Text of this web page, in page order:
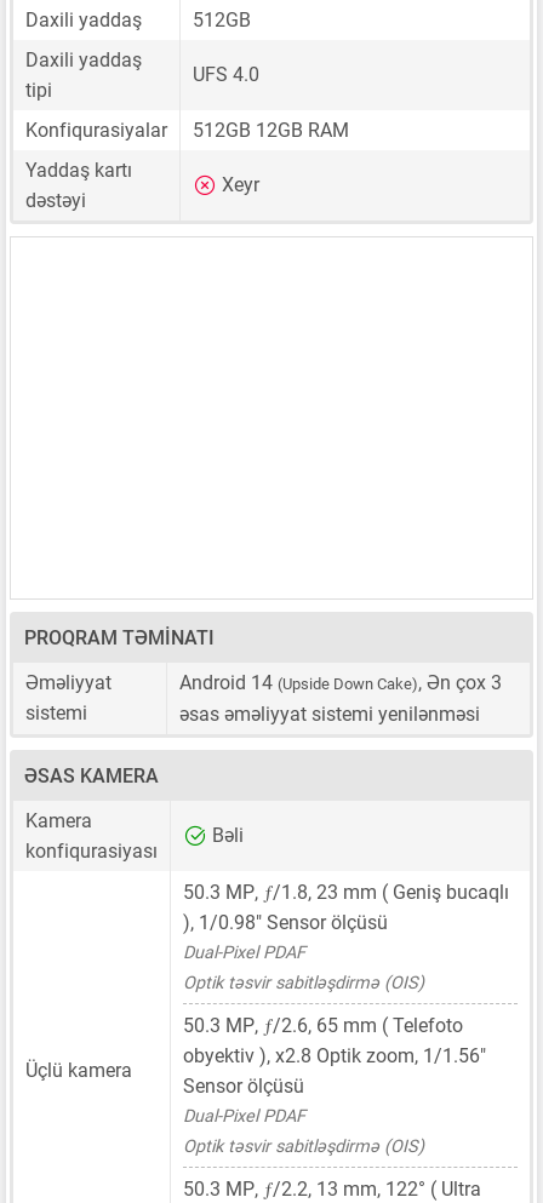
Daxili yaddaş
512GB
Daxili yaddaş
tipi
UFS 4.0
Konfiqurasiyalar
512GB 12GB RAM
Yaddaş kartı
dəstəyi
Xeyr
PROQRAM TƏMINATI
Əməliyyat
sistemi
Android 14 (Upside Down Cake), Ən çox 3
əsas əməliyyat sistemi yenilənməsi
ƏSAS KAMERA
Kamera
konfiqurasiyası
Bəli
Üçlü kamera
50.3 MP, ƒ/1.8, 23 mm ( Geniş bucaqlı
), 1/0.98" Sensor ölçüsü
Dual-Pixel PDAF
Optik təsvir sabitləşdirmə (OIS)
50.3 MP, ƒ/2.6, 65 mm ( Telefoto
obyektiv ), x2.8 Optik zoom, 1/1.56"
Sensor ölçüsü
Dual-Pixel PDAF
Optik təsvir sabitləşdirmə (OIS)
50.3 MP, ƒ/2.2, 13 mm, 122° ( Ultra